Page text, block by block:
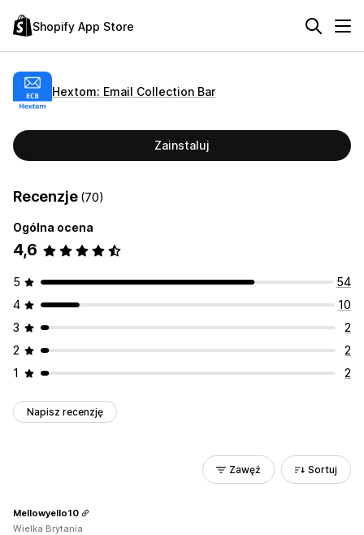
Shopify App Store
Hextom: Email Collection Bar
Zainstaluj
Recenzje (70)
Ogólna ocena
4,6
5
54
4
10
3
2
2
2
1
2
Napisz recenzję
Zawęź Sortuj
Mellowyello10
Wielka Brytania